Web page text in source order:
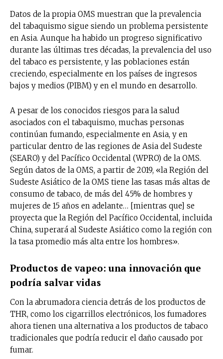
Datos de la propia OMS muestran que la prevalencia
del tabaquismo sigue siendo un problema persistente
en Asia. Aunque ha habido un progreso significativo
durante las últimas tres décadas, la prevalencia del uso
del tabaco es persistente, y las poblaciones están
creciendo, especialmente en los países de ingresos
bajos y medios (PIBM) y en el mundo en desarrollo.
A pesar de los conocidos riesgos para la salud
asociados con el tabaquismo, muchas personas
continúan fumando, especialmente en Asia, y en
particular dentro de las regiones de Asia del Sudeste
(SEARO) y del Pacífico Occidental (WPRO) de la OMS.
Según datos de la OMS, a partir de 2019, «la Región del
Sudeste Asiático de la OMS tiene las tasas más altas de
consumo de tabaco, de más del 45% de hombres y
mujeres de 15 años en adelante… [mientras que] se
proyecta que la Región del Pacífico Occidental, incluida
China, superará al Sudeste Asiático como la región con
la tasa promedio más alta entre los hombres».
Productos de vapeo: una innovación que
podría salvar vidas
Con la abrumadora ciencia detrás de los productos de
THR, como los cigarrillos electrónicos, los fumadores
ahora tienen una alternativa a los productos de tabaco
tradicionales que podría reducir el daño causado por
fumar.